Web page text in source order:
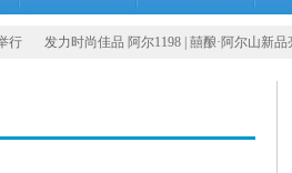
发力时尚佳品 阿尔1198 | 囍酿·阿尔山新品亮相